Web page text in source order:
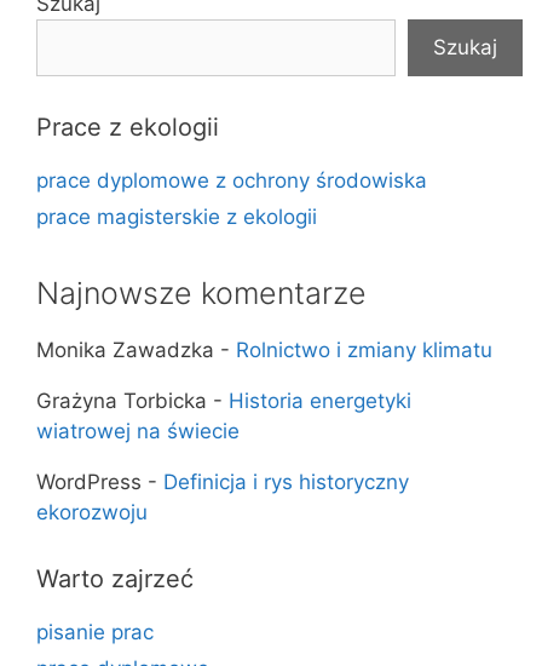
Szukaj
Prace z ekologii
prace dyplomowe z ochrony środowiska
prace magisterskie z ekologii
Najnowsze komentarze
Monika Zawadzka - Rolnictwo i zmiany klimatu
Grażyna Torbicka - Historia energetyki
wiatrowej na świecie
WordPress - Definicja i rys historyczny
ekorozwoju
Warto zajrzeć
pisanie prac